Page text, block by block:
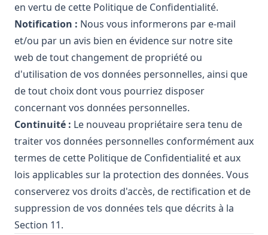
en vertu de cette Politique de Confidentialité.
Notification : Nous vous informerons par e-mail
et/ou par un avis bien en évidence sur notre site
web de tout changement de propriété ou
d'utilisation de vos données personnelles, ainsi que
de tout choix dont vous pourriez disposer
concernant vos données personnelles.
Continuité : Le nouveau propriétaire sera tenu de
traiter vos données personnelles conformément aux
termes de cette Politique de Confidentialité et aux
lois applicables sur la protection des données. Vous
conserverez vos droits d'accès, de rectification et de
suppression de vos données tels que décrits à la
Section 11.